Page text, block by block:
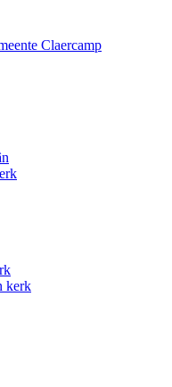
Claercamp
kerk